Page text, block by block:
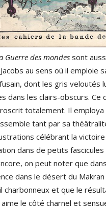
Guerre des mondes sont
au sens où il emploie
dont les gris veloutés
dans les clairs-obscurs. Ce
totalement. Il
tant par sa
célébrant la
dans de petits
on peut noter que dans
dans le désert du
charbonneux et que le
le côté charnel et